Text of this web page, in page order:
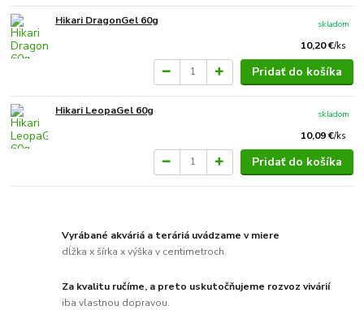
Hikari DragonGel 60g
10,20 €/ks
skladom
Pridať do košíka
Hikari LeopaGel 60g
10,09 €/ks
skladom
Pridať do košíka
Vyrábané akváriá a teráriá uvádzame v miere
dĺžka x šírka x výška v centimetroch.
Za kvalitu ručíme, a preto uskutočňujeme rozvoz vivárií
iba vlastnou dopravou.